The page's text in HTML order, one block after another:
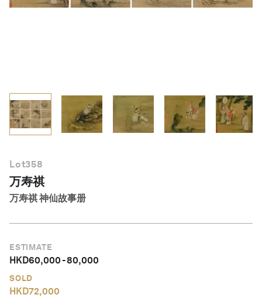
Lot358
万寿祺
万寿祺 神仙故事册
ESTIMATE
HKD60,000-80,000
SOLD
HKD72,000